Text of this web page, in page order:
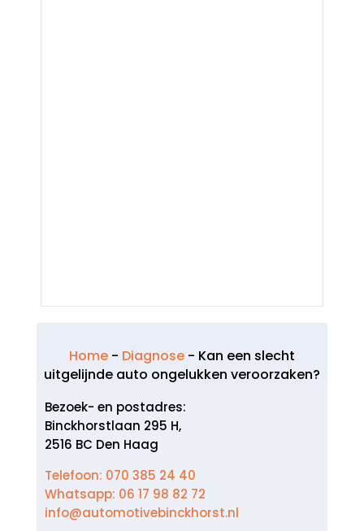
Home- Diagnose- Kan een slecht
uitgelijnde auto ongelukken veroorzaken?
Bezoek- en postadres:
Binckhorstlaan 295 H,
2516 BC Den Haag
Telefoon: 070 385 24 40
Whatsapp: 06 17 98 82 72
info@automotivebinckhorst.nl